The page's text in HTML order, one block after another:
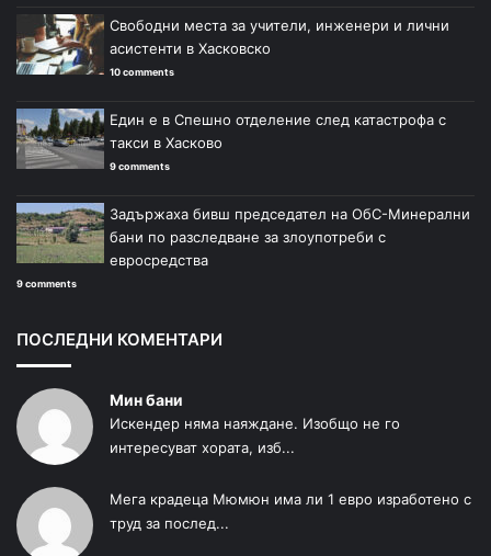
Свободни места за учители, инженери и лични
асистенти в Хасковско
10 comments
Един е в Спешно отделение след катастрофа с
такси в Хасково
9 comments
Задържаха бивш председател на ОбС-Минерални
бани по разследване за злоупотреби с
евросредства
9 comments
ПОСЛЕДНИ КОМЕНТАРИ
Мин бани
Искендер няма наяждане. Изобщо не го
интересуват хората, изб...
Мега крадеца Мюмюн има ли 1 евро изработено с
труд за послед...